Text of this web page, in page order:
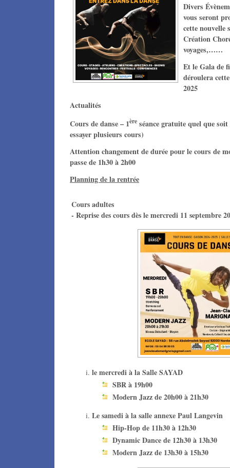
Divers
vous seront
cette nouvelle
Création
voyages,……
Et le Gala de
déroulera
2025
Actualités
Cours de danse – 1ère séance gratuite quel que
essayer plusieurs cours)
Attention changement de durée pour le cours de
passe de 1h30 à 2h00
Planning de la rentrée
Cours adultes
- Reprise des cours dès le mercredi 11 septembre
le mercredi à la Salle SAYAD
SBR à 19h00
Modern Jazz de 20h00 à 21h30
Le samedi à la salle annexe Paul Langevin
Hip-Hop de 11h30 à 12h30
Dynamic Dance de 12h30 à 13h30
Modern Jazz de 13h30 à 15h30